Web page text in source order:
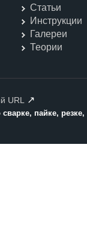
Статьи
Инструкции
Галереи
Теории
URL ↗
пайке,